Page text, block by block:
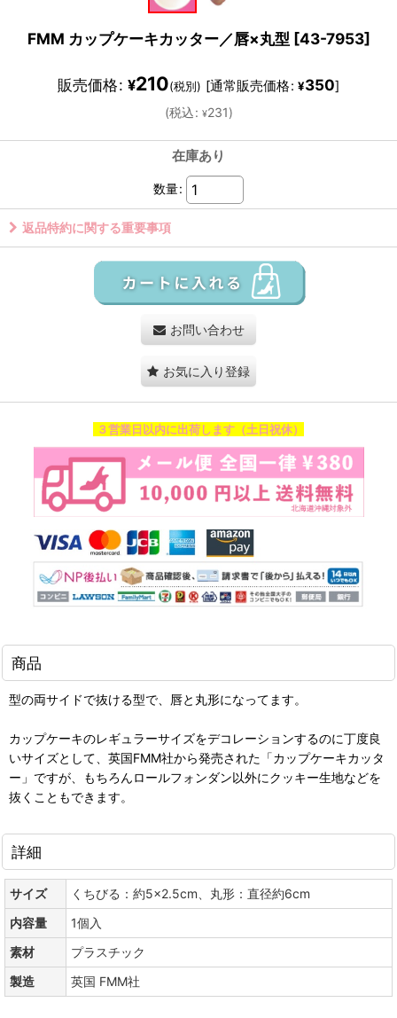
FMM カップケーキカッター／唇×丸型 [43-7953]
販売価格: ¥210(税別) [通常販売価格: ¥350]
(税込: ¥231)
在庫あり
数量:
返品特約に関する重要事項
お問い合わせ
お気に入り登録
３営業日以内に出荷します（土日祝休）
商品
型の両サイドで抜ける型で、唇と丸形になってます。
カップケーキのレギュラーサイズをデコレーションするのに丁度良
いサイズとして、英国FMM社から発売された「カップケーキカッタ
ー」ですが、もちろんロールフォンダン以外にクッキー生地などを
抜くこともできます。
詳細
サイズ
くちびる：約5×2.5cm、丸形：直径約6cm
内容量
1個入
素材
プラスチック
製造
英国 FMM社